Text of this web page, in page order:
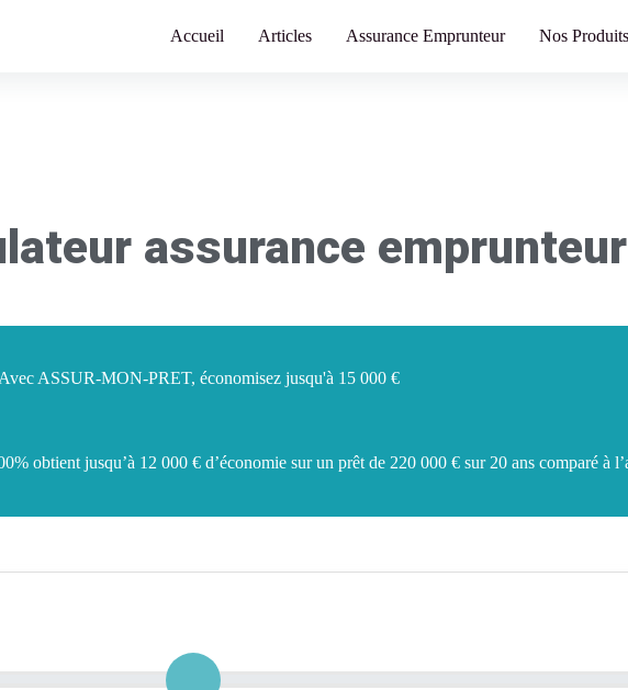
Accueil Articles Assurance Emprunteur Nos Produits
assurance emprunteur
Avec ASSUR-MON-PRET, économisez jusqu'à 15 000 €
obtient jusqu’à 12 000 € d’économie sur un prêt de 220 000 € sur 20 ans comparé à